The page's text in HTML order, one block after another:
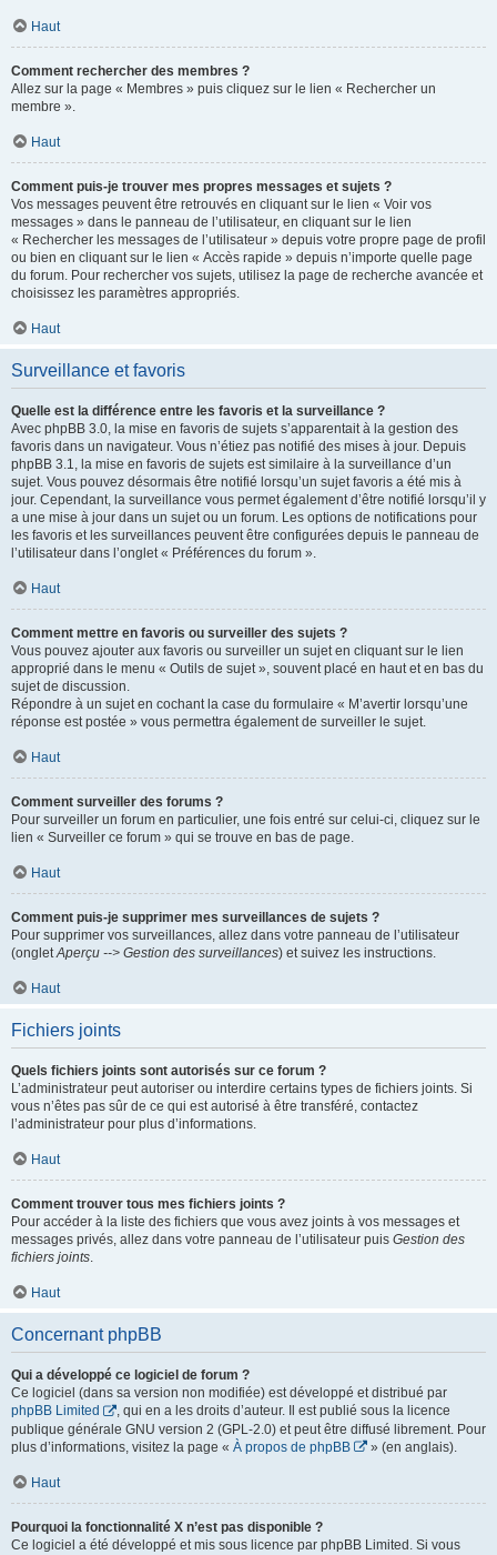
Haut
Comment rechercher des membres ?
Allez sur la page « Membres » puis cliquez sur le lien « Rechercher un
membre ».
Haut
Comment puis-je trouver mes propres messages et sujets ?
Vos messages peuvent être retrouvés en cliquant sur le lien « Voir vos
messages » dans le panneau de l’utilisateur, en cliquant sur le lien
« Rechercher les messages de l’utilisateur » depuis votre propre page de profil
ou bien en cliquant sur le lien « Accès rapide » depuis n’importe quelle page
du forum. Pour rechercher vos sujets, utilisez la page de recherche avancée et
choisissez les paramètres appropriés.
Haut
Surveillance et favoris
Quelle est la différence entre les favoris et la surveillance ?
Avec phpBB 3.0, la mise en favoris de sujets s’apparentait à la gestion des
favoris dans un navigateur. Vous n’étiez pas notifié des mises à jour. Depuis
phpBB 3.1, la mise en favoris de sujets est similaire à la surveillance d’un
sujet. Vous pouvez désormais être notifié lorsqu’un sujet favoris a été mis à
jour. Cependant, la surveillance vous permet également d’être notifié lorsqu’il y
a une mise à jour dans un sujet ou un forum. Les options de notifications pour
les favoris et les surveillances peuvent être configurées depuis le panneau de
l’utilisateur dans l’onglet « Préférences du forum ».
Haut
Comment mettre en favoris ou surveiller des sujets ?
Vous pouvez ajouter aux favoris ou surveiller un sujet en cliquant sur le lien
approprié dans le menu « Outils de sujet », souvent placé en haut et en bas du
sujet de discussion.
Répondre à un sujet en cochant la case du formulaire « M’avertir lorsqu’une
réponse est postée » vous permettra également de surveiller le sujet.
Haut
Comment surveiller des forums ?
Pour surveiller un forum en particulier, une fois entré sur celui-ci, cliquez sur le
lien « Surveiller ce forum » qui se trouve en bas de page.
Haut
Comment puis-je supprimer mes surveillances de sujets ?
Pour supprimer vos surveillances, allez dans votre panneau de l’utilisateur
(ongletAperçu --> Gestion des surveillances) et suivez les instructions.
Haut
Fichiers joints
Quels fichiers joints sont autorisés sur ce forum ?
L’administrateur peut autoriser ou interdire certains types de fichiers joints. Si
vous n’êtes pas sûr de ce qui est autorisé à être transféré, contactez
l’administrateur pour plus d’informations.
Haut
Comment trouver tous mes fichiers joints ?
Pour accéder à la liste des fichiers que vous avez joints à vos messages et
messages privés, allez dans votre panneau de l’utilisateur puis Gestion des
fichiers joints.
Haut
Concernant phpBB
Qui a développé ce logiciel de forum ?
Ce logiciel (dans sa version non modifiée) est développé et distribué par
phpBB Limited
, qui en a les droits d’auteur. Il est publié sous la licence
publique générale GNU version 2 (GPL-2.0) et peut être diffusé librement. Pour
plus d’informations, visitez la page « À propos de phpBB » (en anglais).
Haut
Pourquoi la fonctionnalité X n’est pas disponible ?
Ce logiciel a été développé et mis sous licence par phpBB Limited. Si vous